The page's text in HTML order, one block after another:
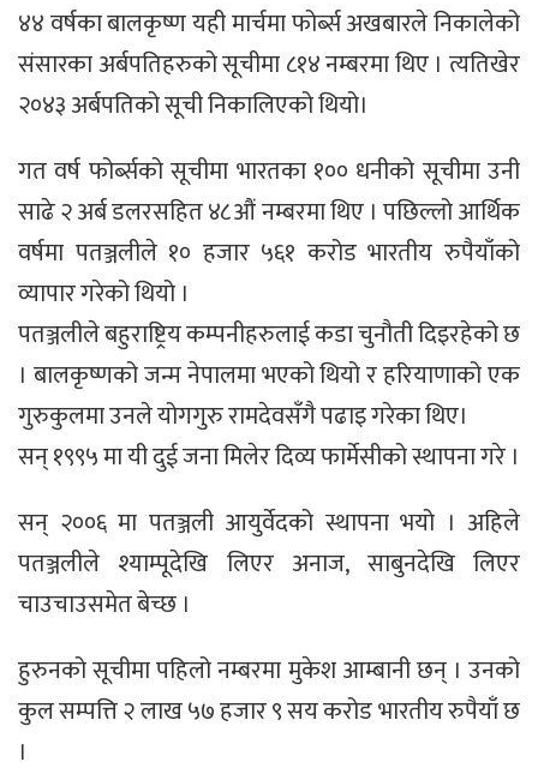
४४ वर्षका बालकृष्ण यही मार्चमा फोर्ब्स अखबारले निकालेको
संसारका अर्बपतिहरुको सूचीमा ८१४ नम्बरमा थिए । त्यतिखेर
२०४३ अर्बपतिको सूची निकालिएको थियो।
गत वर्ष फोर्ब्सको सूचीमा भारतका १०० धनीको सूचीमा उनी
साढे २ अर्ब डलरसहित ४८औं नम्बरमा थिए । पछिल्लो आर्थिक
वर्षमा पतञ्जलीले १० हजार ५६१ करोड भारतीय रुपैयाँको
व्यापार गरेको थियो ।
पतञ्जलीले बहुराष्ट्रिय कम्पनीहरुलाई कडा चुनौती दिइरहेको छ
। बालकृष्णको जन्म नेपालमा भएको थियो र हरियाणाको एक
गुरुकुलमा उनले योगगुरु रामदेवसँगै पढाइ गरेका थिए।
सन् १९९५ मा यी दुई जना मिलेर दिव्य फार्मेसीको स्थापना गरे ।
सन् २००६ मा पतञ्जली आयुर्वेदको स्थापना भयो । अहिले
पतञ्जलीले श्याम्पूदेखि लिएर अनाज, साबुनदेखि लिएर
चाउचाउसमेत बेच्छ ।
हुरुनको सूचीमा पहिलो नम्बरमा मुकेश आम्बानी छन् । उनको
कुल सम्पत्ति २ लाख ५७ हजार ९ सय करोड भारतीय रुपैयाँ छ
।